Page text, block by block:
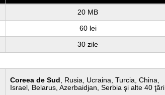
20 MB
60 lei
30 zile
Coreea de Sud , Rusia, Ucraina, Turcia, China,
Israel, Belarus, Azerbaidjan, Serbia şi alte 40 ţări